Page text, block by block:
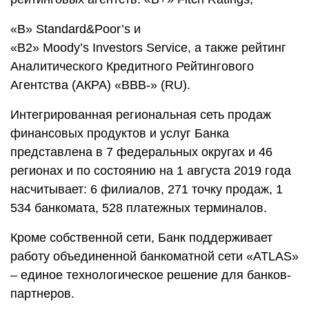
«B» Standard&Poor’s и
«B2» Moody’s Investors Service, а также рейтинг
Аналитического Кредитного Рейтингового
Агентства (АКРА) «ВВВ-» (RU).
Интегрированная региональная сеть продаж
финансовых продуктов и услуг Банка
представлена в 7 федеральных округах и 46
регионах и по состоянию на 1 августа 2019 года
насчитывает: 6 филиалов, 271 точку продаж, 1
534 банкомата, 528 платежных терминалов.
Кроме собственной сети, Банк поддерживает
работу объединенной банкоматной сети «ATLAS»
– единое технологическое решение для банков-
партнеров.